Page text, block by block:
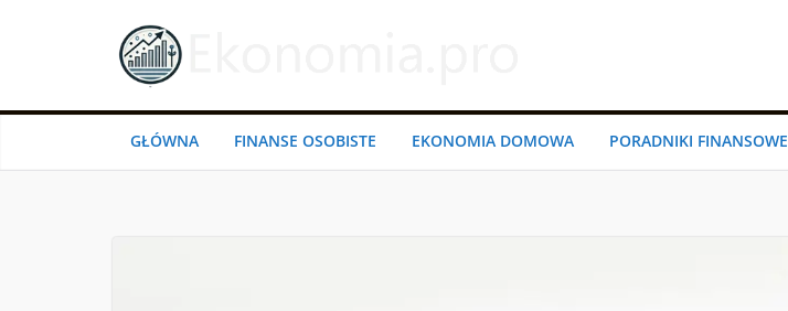
GŁÓWNA FINANSE OSOBISTE EKONOMIA DOMOWA PORADNIKI FINANSOWE